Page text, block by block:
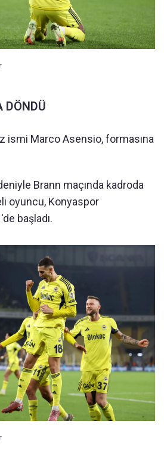
DÖNDÜ
ismi Marco Asensio, formasına
Brann maçında kadroda
oyuncu, Konyaspor
başladı.